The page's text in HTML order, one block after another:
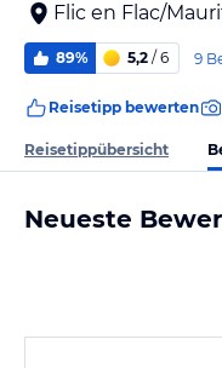
Flic en Flac/
89% 5,2 / 6 9
Reisetipp bewerten
Reisetippübersicht
Neueste